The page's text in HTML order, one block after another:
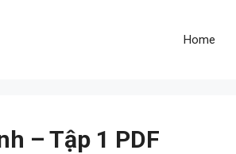
Home
– Tập 1 PDF